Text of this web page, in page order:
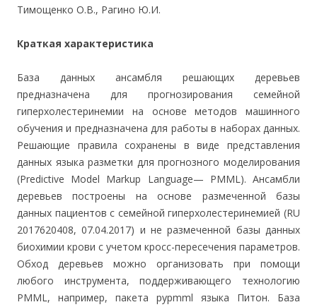
Тимощенко О.В., Рагино Ю.И.
Краткая характеристика
База данных ансамбля решающих деревьев
предназначена для прогнозирования семейной
гиперхолестеринемии на основе методов машинного
обучения и предназначена для работы в наборах данных.
Решающие правила сохранены в виде представления
данных языка разметки для прогнозного моделирования
(Predictive Model Markup Language— PMML). Ансамбли
деревьев построены на основе размеченной базы
данных пациентов с семейной гиперхолестеринемией (RU
2017620408, 07.04.2017) и не размеченной базы данных
биохимии крови с учетом кросс-пересечения параметров.
Обход деревьев можно организовать при помощи
любого инструмента, поддерживающего технологию
PMML, например, пакета pypmml языка Питон. База